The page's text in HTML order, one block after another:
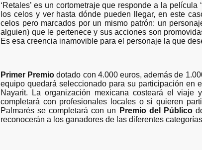
‘Retales’ es un cortometraje que responde a la
los celos y ver hasta dónde pueden llegar, en este
celos pero marcados por un mismo patrón: un
alguien) que le pertenece y sus acciones son
Es esa creencia inamovible para el personaje la que
Primer Premio dotado con 4.000 euros, además de
equipo quedará seleccionado para su participación en
Nayarit. La organización mexicana costeará el
completará con profesionales locales o si quieren
Palmarés se completará con un
Premio del Público
reconocerán a los ganadores de las diferentes